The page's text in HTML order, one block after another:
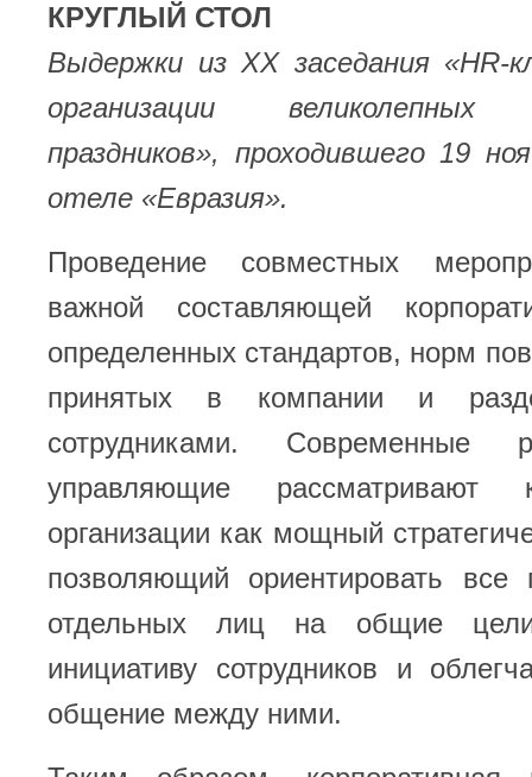
КРУГЛЫЙ СТОЛ
Выдержки из XX заседания «HR-
организации великолепных
праздников», проходившего 19
отеле «Евразия».
Проведение совместных
важной составляющей
определенных стандартов, норм
принятых в компании и
сотрудниками. Современные
управляющие рассматривают
организации как мощный
позволяющий ориентировать все
отдельных лиц на общие
инициативу сотрудников и
общение между ними.